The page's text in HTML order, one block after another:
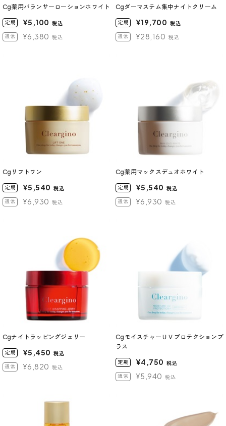
Cg薬用バランサーローションホワイト
定期 ¥5,100 税込
通常 ¥6,380 税込
Cgダーマステム集中ナイトクリーム
定期 ¥19,700 税込
通常 ¥28,160 税込
Cgリフトワン
定期 ¥5,540 税込
通常 ¥6,930 税込
Cg薬用マックスデュオホワイト
定期 ¥5,540 税込
通常 ¥6,930 税込
Cgナイトラッピングジェリー
定期 ¥5,450 税込
通常 ¥6,820 税込
CgモイスチャーＵＶプロテクションプ
ラス
定期 ¥4,750 税込
通常 ¥5,940 税込